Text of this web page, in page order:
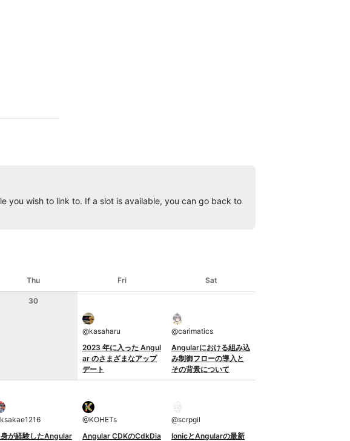
you wish to link to. If a slot is available, you can go back to
Thu Fri Sat
30
@kasaharu
2023 年に入った Angul
ar のさまざまなアップ
デート
@carimatics
Angularにおける組み込
み制御フローの導入と
その背景について
ksakae1216
身が経験したAngular
@KOHETs
Angular CDKのCdkDia
@scrpgil
IonicとAngularの最新